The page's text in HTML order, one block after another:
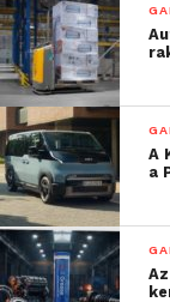
A
a